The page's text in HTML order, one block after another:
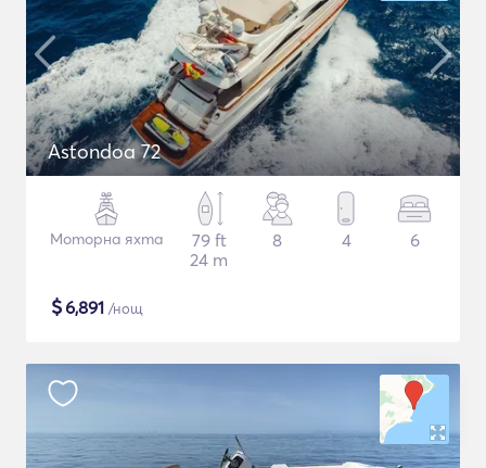
Astondoa 72
Моторна яхта
79 ft
24 m
8 4 6
$6,891 /нощ